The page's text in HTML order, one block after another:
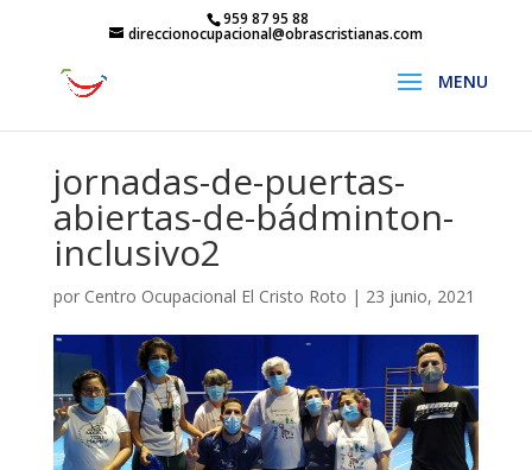
959 87 95 88
direccionocupacional@obrascristianas.com
jornadas-de-puertas-
abiertas-de-bádminton-
inclusivo2
por Centro Ocupacional El Cristo Roto | 23 junio, 2021